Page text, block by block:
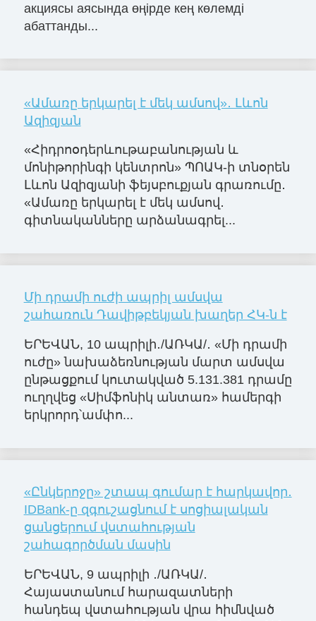
акциясы аясында өңірде кең көлемді
абаттанды...
«Ամառը երկարել է մեկ ամսով»․ Լևոն
Ազիզյան
«Հիդրոօդերևութաբանության և
մոնիթորինգի կենտրոն» ՊՈԱԿ-ի տնօրեն
Լևոն Ազիզյանի ֆեյսբուքյան գրառումը․
«Ամառը երկարել է մեկ ամսով․
գիտնականները արձանագրել...
Մի դրամի ուժի ապրիլ ամսվա
շահառուն Դավիթբեկյան խաղեր ՀԿ-ն է
ԵՐԵՎԱՆ, 10 ապրիլի․/ԱՌԿԱ/․ «Մի դրամի
ուժը» նախաձեռնության մարտ ամսվա
ընթացքում կուտակված 5.131.381 դրամը
ուղղվեց «Սիմֆոնիկ անտառ» համերգի
երկրորդ՝ամփո...
«Ընկերոջը» շտապ գումար է հարկավոր․
IDBank-ը զգուշացնում է սոցիալական
ցանցերում վստահության
շահագործման մասին
ԵՐԵՎԱՆ, 9 ապրիլի ․/ԱՌԿԱ/․
Հայաստանում հարազատների
հանդեպ վստահության վրա հիմնված